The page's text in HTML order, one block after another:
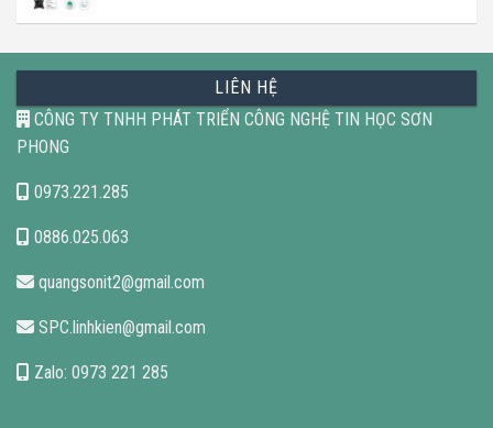
LIÊN HỆ
CÔNG TY TNHH PHÁT TRIỂN CÔNG NGHỆ TIN HỌC SƠN
PHONG
0973.221.285
0886.025.063
quangsonit2@gmail.com
SPC.linhkien@gmail.com
Zalo: 0973 221 285